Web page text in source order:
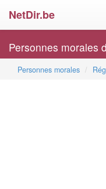
NetDir.be
Personnes morales
Personnes morales